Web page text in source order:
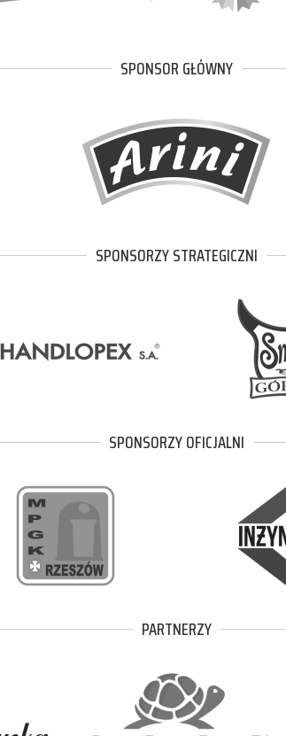
SPONSOR GŁÓWNY
SPONSORZY STRATEGICZNI
SPONSORZY OFICJALNI
PARTNERZY